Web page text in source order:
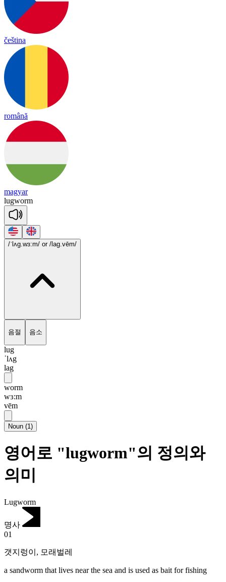
čeština
română
magyar
lugworm
/ˈlʌg.wɜ:m/ or /lag.vēm/
음절 음소
lug
ˈlʌg
lag
worm
wɜ:m
vēm
Noun (1)
영어로 "lugworm"의 정의와
의미
Lugworm
명사
01
갯지렁이 , 모래벌레
a sandworm that lives near the sea and is used as bait for fishing